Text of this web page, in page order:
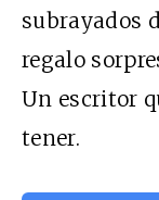
subrayados
regalo
Un escritor
tener.